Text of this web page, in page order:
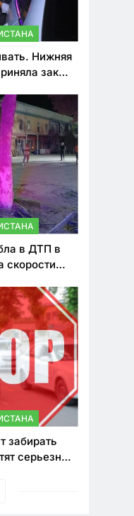
Нижняя
закон
в ДТП в
скорости
забирать
серьезно